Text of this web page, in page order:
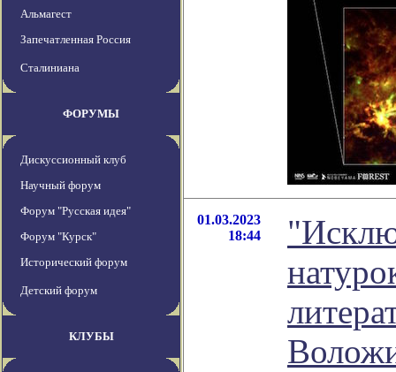
Альмагест
Запечатленная Россия
Сталиниана
ФОРУМЫ
Дискуссионный клуб
Научный форум
Форум "Русская идея"
Форум "Курск"
Исторический форум
Детский форум
КЛУБЫ
01.03.2023
18:44